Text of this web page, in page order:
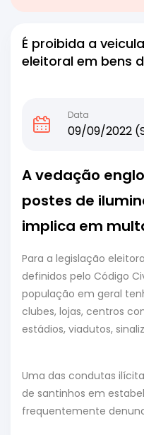
É proibida a
eleitoral em bens
Data
09/09/2022
A vedação
postes de
implica em
Para a legislação
definidos pelo Código
população em geral
clubes, lojas, centros
estádios, viadutos,
Uma das condutas
de santinhos em
frequentemente